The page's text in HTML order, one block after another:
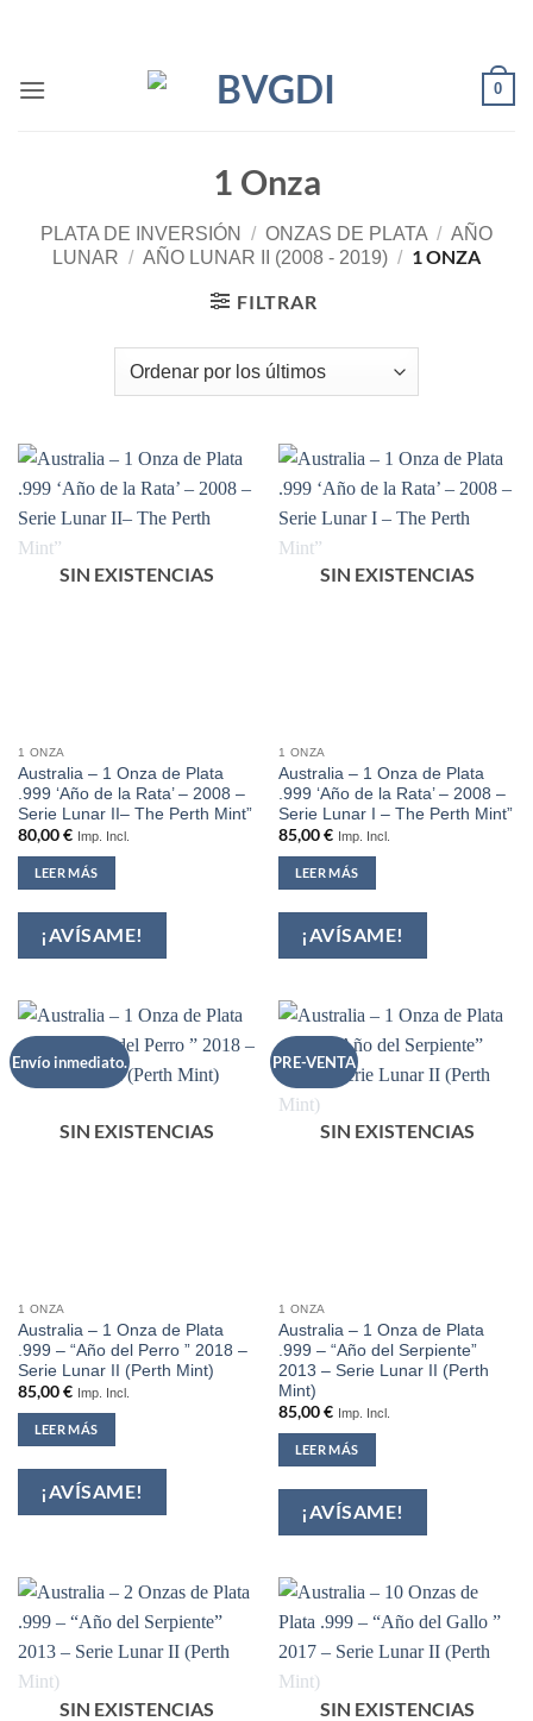
0
1 Onza
PLATA DE INVERSIÓN / ONZAS DE PLATA / AÑO
LUNAR / AÑO LUNAR II (2008 - 2019) / 1 ONZA
FILTRAR
SIN EXISTENCIAS
1 ONZA
Australia – 1 Onza de Plata
.999 ‘Año de la Rata’ – 2008 –
Serie Lunar II– The Perth Mint”
80,00€ Imp. Incl.
LEER MÁS
¡AVÍSAME!
SIN EXISTENCIAS
1 ONZA
Australia – 1 Onza de Plata
.999 ‘Año de la Rata’ – 2008 –
Serie Lunar I – The Perth Mint”
85,00€ Imp. Incl.
LEER MÁS
¡AVÍSAME!
Envío inmediato.
SIN EXISTENCIAS
1 ONZA
Australia – 1 Onza de Plata
.999 – “Año del Perro ” 2018 –
Serie Lunar II (Perth Mint)
85,00€ Imp. Incl.
LEER MÁS
¡AVÍSAME!
PRE-VENTA
SIN EXISTENCIAS
1 ONZA
Australia – 1 Onza de Plata
.999 – “Año del Serpiente”
2013 – Serie Lunar II (Perth
Mint)
85,00€ Imp. Incl.
LEER MÁS
¡AVÍSAME!
SIN EXISTENCIAS SIN EXISTENCIAS